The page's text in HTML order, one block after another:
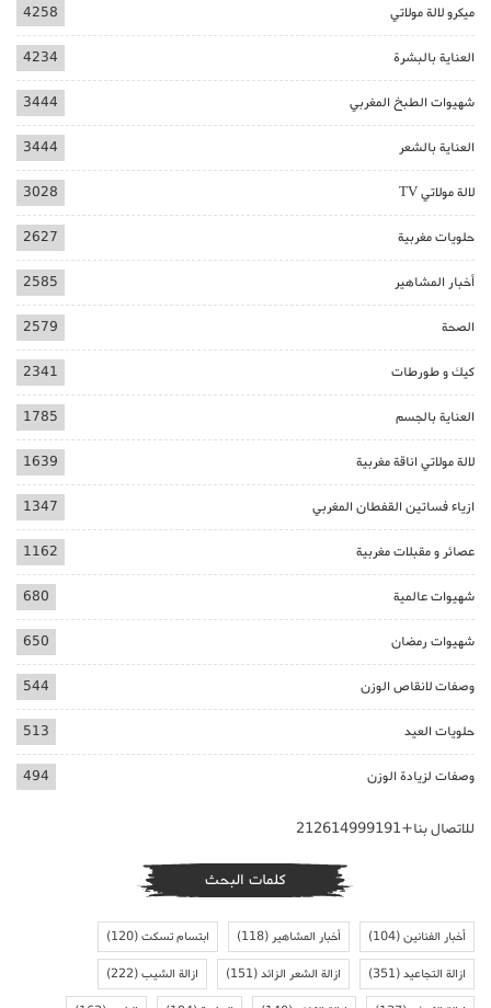
ميكرو لالة مولاتي 4258
العناية بالبشرة 4234
شهيوات الطبخ المغربي 3444
العناية بالشعر 3444
لالة مولاتي TV 3028
حلويات مغربية 2627
أخبار المشاهير 2585
الصحة 2579
كيك و طورطات 2341
العناية بالجسم 1785
لالة مولاتي اناقة مغربية 1639
ازياء فساتين القفطان المغربي 1347
عصائر و مقبلات مغربية 1162
شهيوات عالمية 680
شهيوات رمضان 650
وصفات لانقاص الوزن 544
حلويات العيد 513
وصفات لزيادة الوزن 494
للاتصال بنا+212614999191
كلمات البحث
أخبار الفنانين(104) أخبار المشاهير(118) ابتسام تسكت(120)
ازالة التجاعيد(351) ازالة الشعر الزائد(151) ازالة الشيب(222)